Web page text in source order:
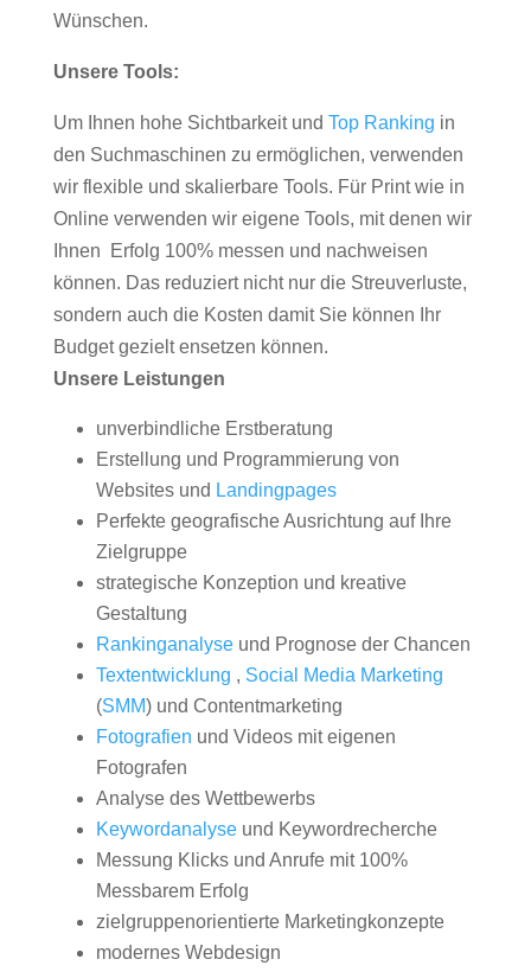
Wünschen.
Unsere Tools:
Um Ihnen hohe Sichtbarkeit und Top Ranking in
den Suchmaschinen zu ermöglichen, verwenden
wir flexible und skalierbare Tools. Für Print wie in
Online verwenden wir eigene Tools, mit denen wir
Ihnen Erfolg 100% messen und nachweisen
können. Das reduziert nicht nur die Streuverluste,
sondern auch die Kosten damit Sie können Ihr
Budget gezielt ensetzen können.
Unsere Leistungen
unverbindliche Erstberatung
Erstellung und Programmierung von
Websites und Landingpages
Perfekte geografische Ausrichtung auf Ihre
Zielgruppe
strategische Konzeption und kreative
Gestaltung
Rankinganalyseund Prognose der Chancen
Textentwicklung , Social Media Marketing
(SMM) und Contentmarketing
Fotografien und Videos mit eigenen
Fotografen
Analyse des Wettbewerbs
Keywordanalyseund Keywordrecherche
Messung Klicks und Anrufe mit 100%
Messbarem Erfolg
zielgruppenorientierte Marketingkonzepte
modernes Webdesign